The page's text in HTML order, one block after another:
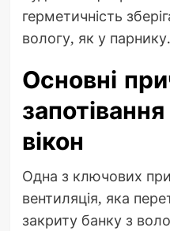
герметичність
вологу, як у парнику.
Основні
вікон
Одна з ключових
вентиляція, яка
закриту банку з